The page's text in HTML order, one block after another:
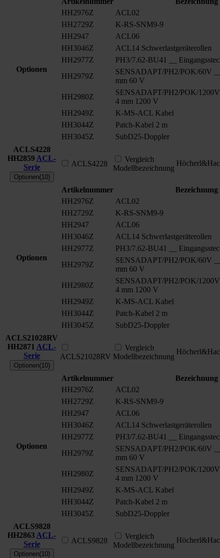
Optionen
HH2976Z
ACL02
HH2729Z
K-RS-SNM9-9
HH2947
ACL06
HH3046Z
ACL14 Schwerlastgeräterollen
HH2977Z
PH3/7.62-BU41 __
HH2979Z
SENSADAPT/PH2/POK/60V
mm 60 V
HH2980Z
SENSADAPT/PH2/POK/1200V
4 mm 1200 V
HH2949Z
K-MS-ACL Kabel
HH3044Z
Patch-Kabel 2 m
HH3045Z
SubD25-Doppler
ACLS4228
HH2859 ACL-
Serie
Optionen(10)
ACLS4228
Vergleich
Modellbezeichnung
Optionen
Artikelnummer
Bezeichnung
HH2976Z
ACL02
HH2729Z
K-RS-SNM9-9
HH2947
ACL06
HH3046Z
ACL14 Schwerlastgeräterollen
HH2977Z
PH3/7.62-BU41 __
HH2979Z
SENSADAPT/PH2/POK/60V
mm 60 V
HH2980Z
SENSADAPT/PH2/POK/1200V
4 mm 1200 V
HH2949Z
K-MS-ACL Kabel
HH3044Z
Patch-Kabel 2 m
HH3045Z
SubD25-Doppler
ACLS21028RV
HH2871 ACL-
Serie
Optionen(10)
ACLS21028RV
Vergleich
Modellbezeichnung
Optionen
Artikelnummer
Bezeichnung
HH2976Z
ACL02
HH2729Z
K-RS-SNM9-9
HH2947
ACL06
HH3046Z
ACL14 Schwerlastgeräterollen
HH2977Z
PH3/7.62-BU41 __
HH2979Z
SENSADAPT/PH2/POK/60V
mm 60 V
HH2980Z
SENSADAPT/PH2/POK/1200V
4 mm 1200 V
HH2949Z
K-MS-ACL Kabel
HH3044Z
Patch-Kabel 2 m
HH3045Z
SubD25-Doppler
ACLS9828
HH2863 ACL-
Serie
Optionen(10)
ACLS9828
Vergleich
Modellbezeichnung